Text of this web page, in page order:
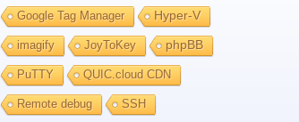
Google Tag Manager Hyper-V
imagify JoyToKey phpBB
PuTTY QUIC.cloud CDN
Remote debug SSH